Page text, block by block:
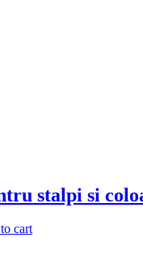
stalpi si
cart